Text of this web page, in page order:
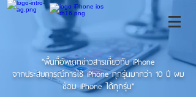
"พื้นที่อัพเดทข่าวสารเกี่ยวกับ iPhone
จากประสบการณ์การใช้ iPhone ทุกรุ่นมากว่า 10 ปี ผม
ซ่อม iPhone ได้ทุกรุ่น"